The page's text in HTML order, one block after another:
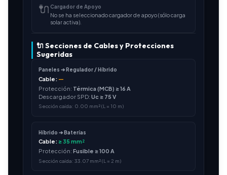
🔌 Cargador de Apoyo
No se ha seleccionado cargador de apoyo (sólo carga
solar activa).
🔌 Secciones de Cables y Protecciones
Sugeridas
Paneles ➔ Regulador / Híbrido
Cable: —
Protección: Térmica (MCB) ≥ 16 A
Descargador SPD:Uc ≥ 75 V
Sección caída: 0.00 mm² (L = 10 m)
Híbrido ➔ Baterías
Cable: ≥ 35 mm²
Protección:Fusible ≥ 100 A
Sección caída: 33.07 mm² (L = 2 m)